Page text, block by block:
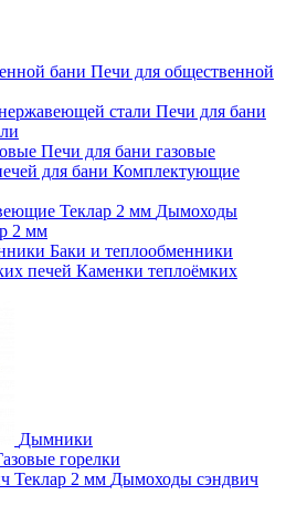
Печи для общественной
Печи для бани
Печи для бани газовые
Комплектующие
Дымоходы
2 мм
Баки и теплообменники
Каменки теплоёмких
Дымники
горелки
Дымоходы сэндвич